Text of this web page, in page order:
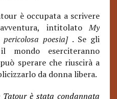
è occupata a scrivere
intitolatoMy
poesia] . Se gli
eserciteranno
sperare che riuscirà a
da donna libera.
Tatour è stata condannata